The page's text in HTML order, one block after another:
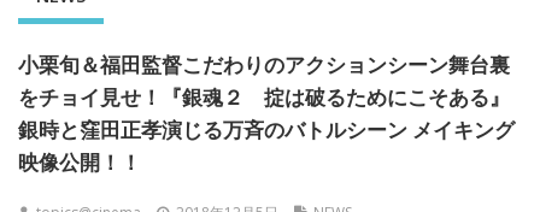
小栗旬＆福田監督こだわりのアクションシーン舞台裏
をチョイ見せ！『銀魂２ 掟は破るためにこそある』
銀時と窪田正孝演じる万斉のバトルシーン メイキング
映像公開！！